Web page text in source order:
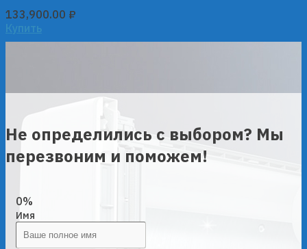
133,900.00 ₽
Купить
Не определились с выбором? Мы
перезвоним и поможем!
0%
Имя